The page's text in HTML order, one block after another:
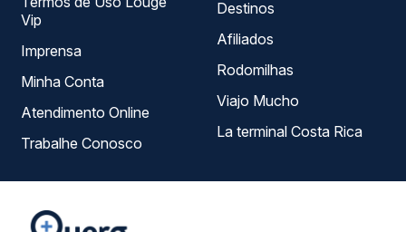
Vip
Imprensa
Minha Conta
Atendimento Online
Trabalhe Conosco
Destinos
Afiliados
Rodomilhas
Viajo Mucho
La terminal Costa Rica